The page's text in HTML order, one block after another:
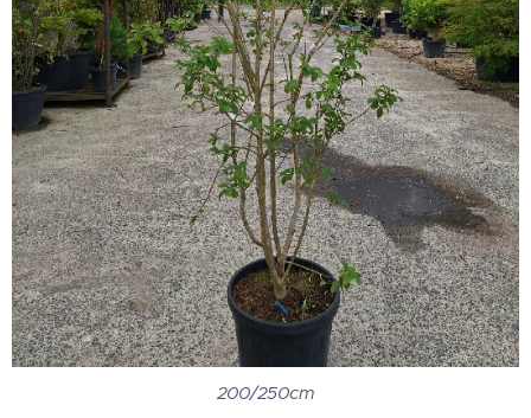
200/250cm